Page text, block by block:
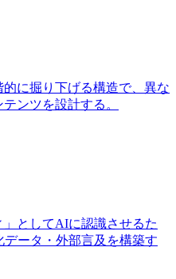
に掘り下げる構造で、異な
ンツを設計する。
としてAIに認識させるた
ータ・外部言及を構築す